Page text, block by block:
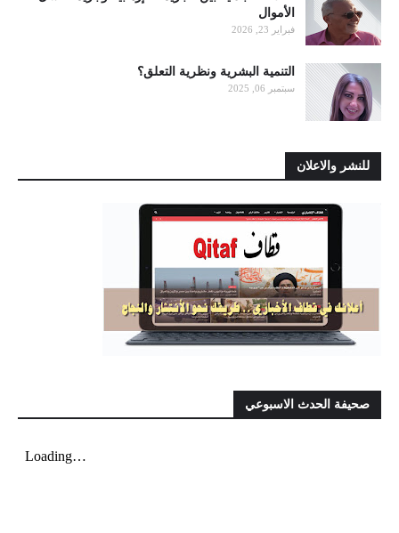
الأموال
فبراير 23, 2026
التنمية البشرية ونظرية التعلق؟
سبتمبر 06, 2025
للنشر والاعلان
صحيفة الحدث الاسبوعي